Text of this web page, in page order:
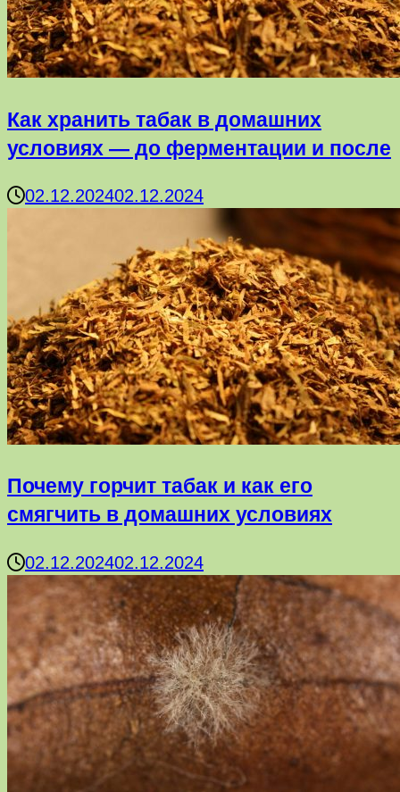
Как хранить табак в домашних
условиях — до ферментации и после
02.12.202402.12.2024
Почему горчит табак и как его
смягчить в домашних условиях
02.12.202402.12.2024